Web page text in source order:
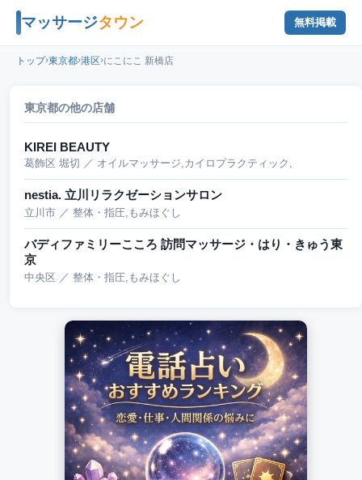
マッサージタウン 無料掲載
トップ›東京都›港区›にこにこ 新橋店
東京都の他の店舗
KIREI BEAUTY
葛飾区 堀切 ／ オイルマッサージ,カイロプラクティック,
nestia. 立川リラクゼーションサロン
立川市 ／ 整体・指圧,もみほぐし
バディファミリーこころ 訪問マッサージ・はり・きゅう東
京
中央区 ／ 整体・指圧,もみほぐし